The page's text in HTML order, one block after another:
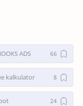
ADS
kalkulator